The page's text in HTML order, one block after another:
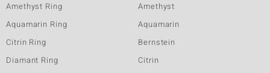
Amethyst Ring
Aquamarin Ring
Citrin Ring
Diamant Ring
Amethyst
Aquamarin
Bernstein
Citrin